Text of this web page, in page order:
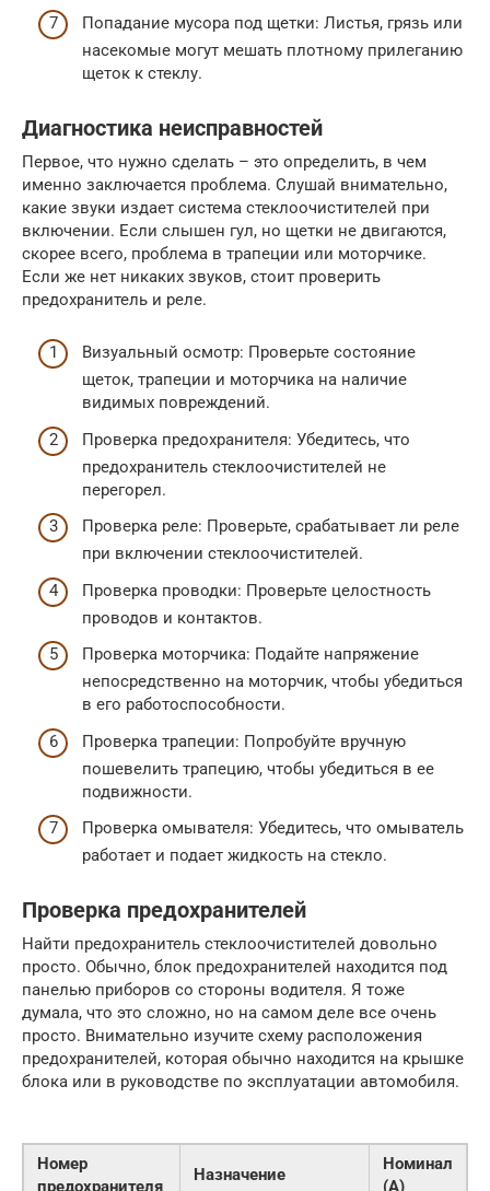
Попадание мусора под щетки: Листья, грязь или
насекомые могут мешать плотному прилеганию
щеток к стеклу.
Диагностика неисправностей
Первое, что нужно сделать – это определить, в чем
именно заключается проблема. Слушай внимательно,
какие звуки издает система стеклоочистителей при
включении. Если слышен гул, но щетки не двигаются,
скорее всего, проблема в трапеции или моторчике.
Если же нет никаких звуков, стоит проверить
предохранитель и реле.
Визуальный осмотр: Проверьте состояние
щеток, трапеции и моторчика на наличие
видимых повреждений.
Проверка предохранителя: Убедитесь, что
предохранитель стеклоочистителей не
перегорел.
Проверка реле: Проверьте, срабатывает ли реле
при включении стеклоочистителей.
Проверка проводки: Проверьте целостность
проводов и контактов.
Проверка моторчика: Подайте напряжение
непосредственно на моторчик, чтобы убедиться
в его работоспособности.
Проверка трапеции: Попробуйте вручную
пошевелить трапецию, чтобы убедиться в ее
подвижности.
Проверка омывателя: Убедитесь, что омыватель
работает и подает жидкость на стекло.
Проверка предохранителей
Найти предохранитель стеклоочистителей довольно
просто. Обычно, блок предохранителей находится под
панелью приборов со стороны водителя. Я тоже
думала, что это сложно, но на самом деле все очень
просто. Внимательно изучите схему расположения
предохранителей, которая обычно находится на крышке
блока или в руководстве по эксплуатации автомобиля.
Номер
предохранителя
Назначение
Номинал
(А)